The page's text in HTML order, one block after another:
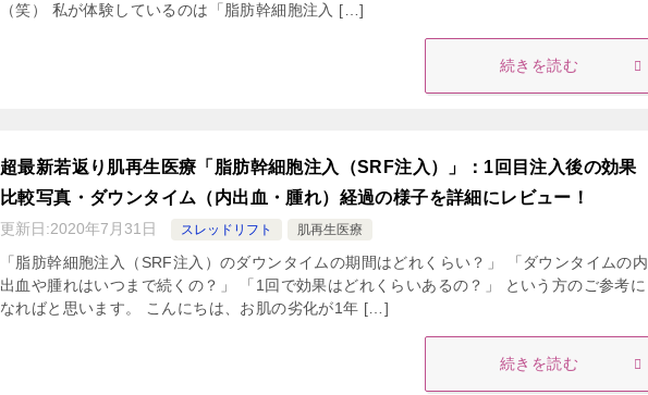
（笑） 私が体験しているのは「脂肪幹細胞注入 […]
続きを読む
超最新若返り肌再生医療「脂肪幹細胞注入（SRF注入）」：1回目注入後の効果
比較写真・ダウンタイム（内出血・腫れ）経過の様子を詳細にレビュー！
更新日:2020年7月31日 スレッドリフト 肌再生医療
「脂肪幹細胞注入（SRF注入）のダウンタイムの期間はどれくらい？」 「ダウンタイムの内
出血や腫れはいつまで続くの？」 「1回で効果はどれくらいあるの？」 という方のご参考に
なればと思います。 こんにちは、お肌の劣化が1年 […]
続きを読む